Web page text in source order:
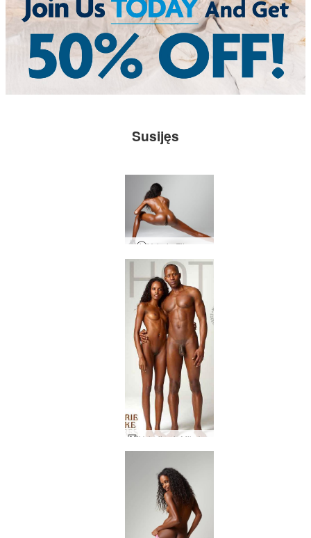
Susijęs
Valerie Fitness
Valerijos ir Mike'o figūros